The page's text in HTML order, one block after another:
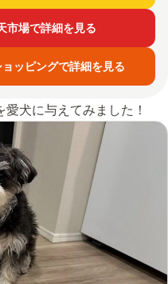
市場で詳細を見る
ッピングで詳細を見る
犬に与えてみました！